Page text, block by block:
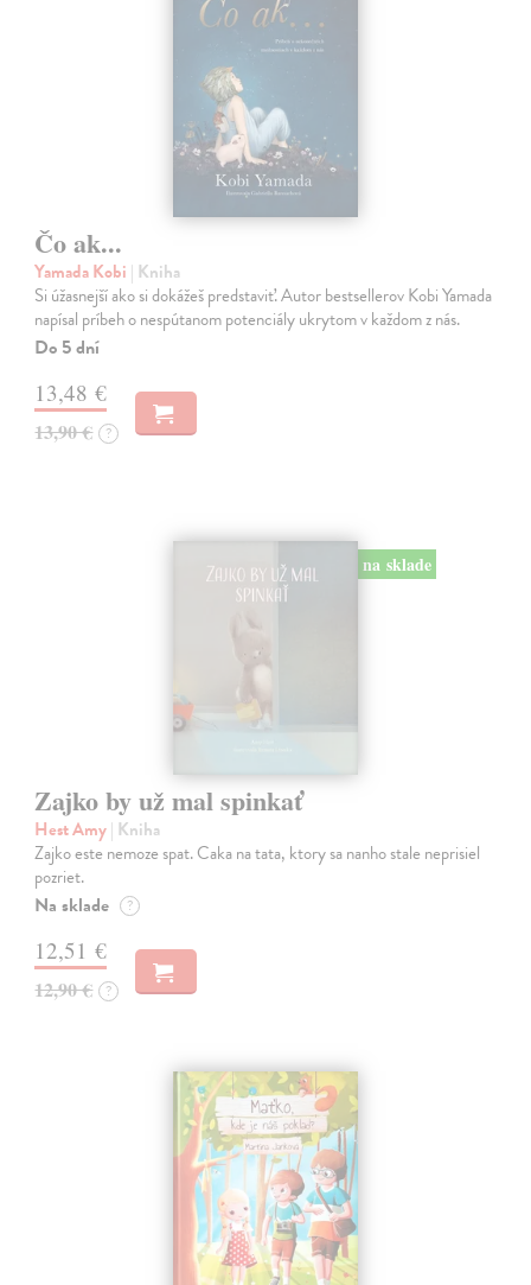
Čo ak...
Yamada Kobi | Kniha
Si úžasnejší ako si dokážeš predstaviť. Autor bestsellerov Kobi Yamada
napísal príbeh o nespútanom potenciály ukrytom v každom z nás.
Do 5 dní
13,48 €
13,90 € ?
na sklade
Zajko by už mal spinkať
Hest Amy| Kniha
Zajko este nemoze spat. Caka na tata, ktory sa nanho stale neprisiel
pozriet.
Na sklade ?
12,51 €
12,90 € ?